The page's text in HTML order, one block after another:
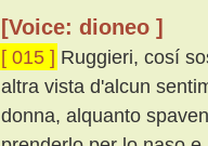
[Voice: dioneo ]
[ 015 ] Ruggieri, cosí
altra vista d'alcun
donna, alquanto